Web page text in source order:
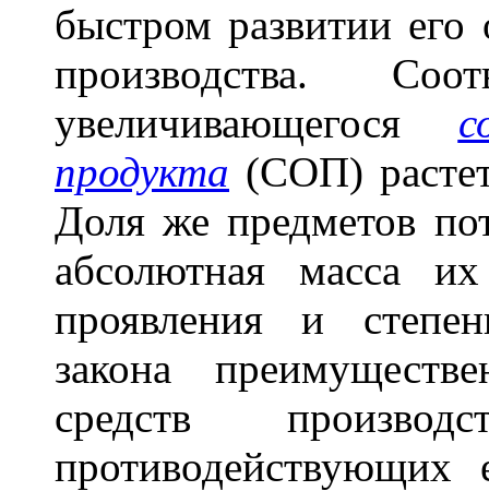
быстром развитии его
производства.
увеличивающегося
продукта (СОП)
Доля же предметов
абсолютная масса
проявления и
закона
средств
противодействующих